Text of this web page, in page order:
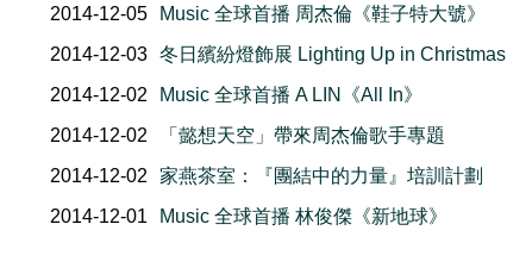
2014-12-05
Music 全球首播 周杰倫《鞋子特大號》
2014-12-03
冬日繽紛燈飾展 Lighting Up in Christmas
2014-12-02
Music 全球首播 A LIN《All In》
2014-12-02
「懿想天空」帶來周杰倫歌手專題
2014-12-02
家燕茶室：『團結中的力量』培訓計劃
2014-12-01
Music 全球首播 林俊傑《新地球》